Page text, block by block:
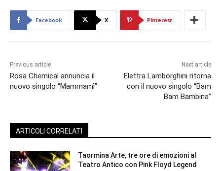
Facebook X Pinterest
Previous article
Rosa Chemical annuncia il
nuovo singolo “Mammamì”
Next article
Elettra Lamborghini ritorna
con il nuovo singolo “Bam
Bam Bambina”
ARTICOLI CORRELATI
Taormina Arte, tre ore di emozioni al
Teatro Antico con Pink Floyd Legend